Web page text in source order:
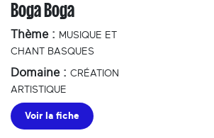
Boga Boga
Thème : MUSIQUE ET
CHANT BASQUES
Domaine : CRÉATION
ARTISTIQUE
Voir la fiche